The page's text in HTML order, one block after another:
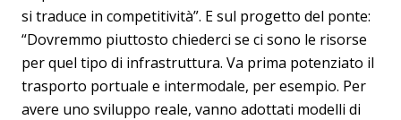
si traduce in competitività”. E sul progetto del ponte:
“Dovremmo piuttosto chiederci se ci sono le risorse
per quel tipo di infrastruttura. Va prima potenziato il
trasporto portuale e intermodale, per esempio. Per
avere uno sviluppo reale, vanno adottati modelli di